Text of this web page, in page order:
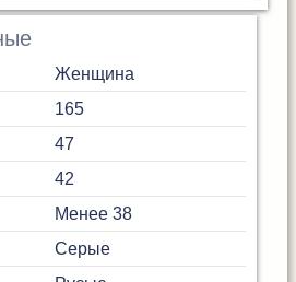
Женщина
165
47
42
Менее 38
Серые